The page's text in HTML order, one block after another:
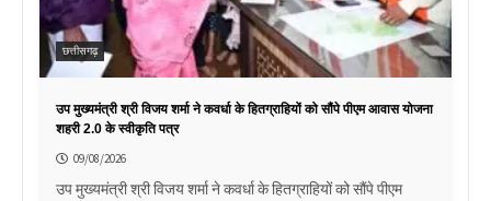
छत्तीसगढ़
उप मुख्यमंत्री श्री विजय शर्मा ने कवर्धा के हितग्राहियों को सौंपे पीएम आवास योजना
शहरी 2.0 के स्वीकृति पत्र
09/08/2026
उप मुख्यमंत्री श्री विजय शर्मा ने कवर्धा के हितग्राहियों को सौंपे पीएम